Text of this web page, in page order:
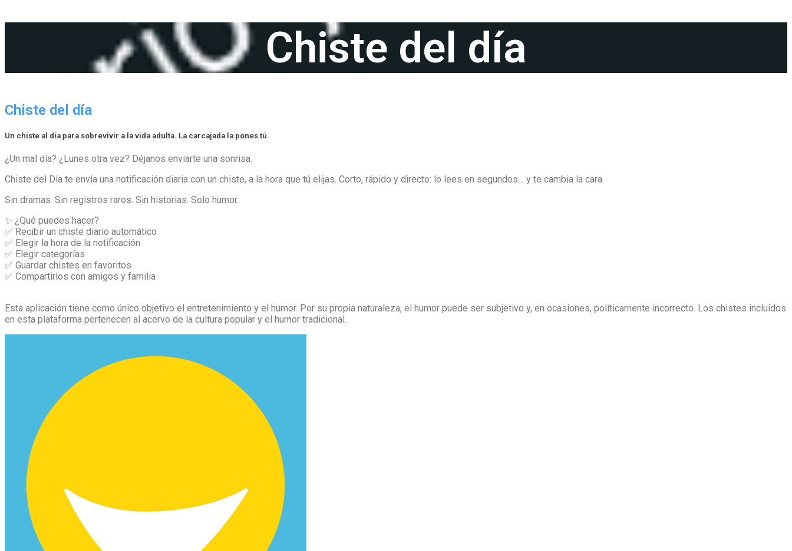
Chiste del día
Chiste del día
Un chiste al día para sobrevivir a la vida adulta. La carcajada la pones tú.
¿Un mal día? ¿Lunes otra vez? Déjanos enviarte una sonrisa.
Chiste del Día te envía una notificación diaria con un chiste, a la hora que tú elijas. Corto, rápido y directo: lo lees en segundos… y te cambia la cara.
Sin dramas. Sin registros raros. Sin historias. Solo humor.
✨ ¿Qué puedes hacer?
✅ Recibir un chiste diario automático
✅ Elegir la hora de la notificación
✅ Elegir categorías
✅ Guardar chistes en favoritos
✅ Compartirlos con amigos y familia
Esta aplicación tiene como único objetivo el entretenimiento y el humor. Por su propia naturaleza, el humor puede ser subjetivo y, en ocasiones, políticamente incorrecto. Los chistes incluidos
en esta plataforma pertenecen al acervo de la cultura popular y el humor tradicional.